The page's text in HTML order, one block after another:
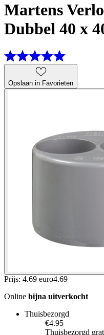
Martens
Dubbel 40 x
Opslaan in Favorieten
Prijs: 4.69 euro4.69
Online bijna uitverkocht
Thuisbezorgd
€4.95
Thuisbezorgd